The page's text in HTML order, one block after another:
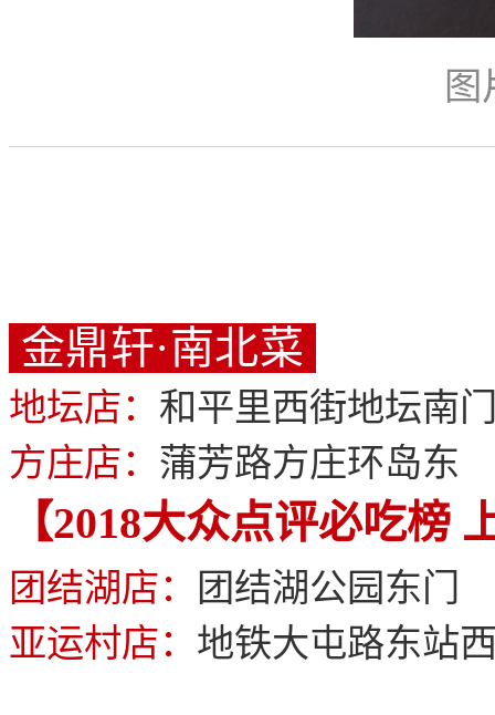
金鼎轩·南北菜
地坛店： 和平里西街地坛南
方庄店： 蒲芳路方庄环岛东
【2018大众点评必吃榜
团结湖店：
团结湖公园东门
亚运村店： 地铁大屯路东站